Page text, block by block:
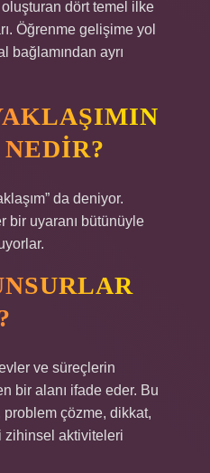
dört temel ilke
Öğrenme gelişime yol
bağlamından ayrı
da deniyor.
bir uyaranı bütünüyle
ve süreçlerin
bir alanı ifade eder. Bu
problem çözme, dikkat,
zihinsel aktiviteleri